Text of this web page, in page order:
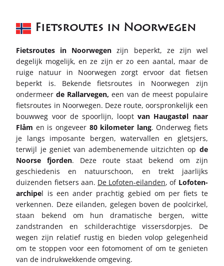
Fietsroutes in Noorwegen
Fietsroutes in Noorwegen zijn beperkt, ze zijn wel
degelijk mogelijk, en ze zijn er zo een aantal, maar de
ruige natuur in Noorwegen zorgt ervoor dat fietsen
beperkt is. Bekende fietsroutes in Noorwegen zijn
ondermeerde Rallarvegen, een van de meest populaire
fietsroutes in Noorwegen. Deze route, oorspronkelijk een
bouwweg voor de spoorlijn, looptvan Haugastøl naar
Flåm en is ongeveer 80 kilometer lang. Onderweg fiets
je langs imposante bergen, watervallen en gletsjers,
terwijl je geniet van adembenemende uitzichten op de
Noorse fjorden. Deze route staat bekend om zijn
geschiedenis en natuurschoon, en trekt jaarlijks
duizenden fietsers aan. De Lofoten-eilanden, of Lofoten-
archipel is een ander prachtig gebied om per fiets te
verkennen. Deze eilanden, gelegen boven de poolcirkel,
staan bekend om hun dramatische bergen, witte
zandstranden en schilderachtige vissersdorpjes. De
wegen zijn relatief rustig en bieden volop gelegenheid
om te stoppen voor een fotomoment of om te genieten
van de indrukwekkende omgeving.